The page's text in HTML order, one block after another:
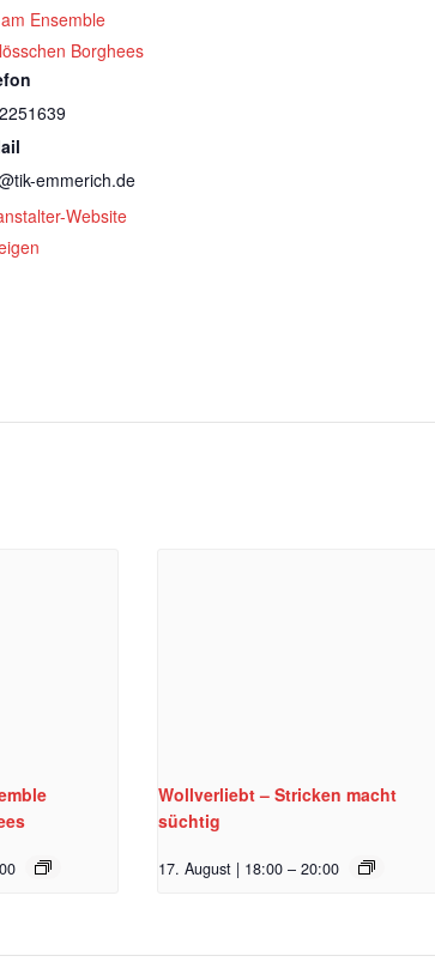
Ensemble
Borghees
emmerich.de
Website
Wollverliebt – Stricken macht
süchtig
17. August | 18:00 – 20:00